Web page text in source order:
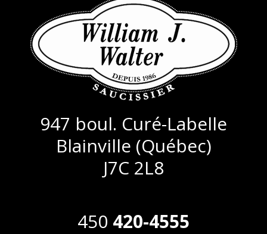
947 boul. Curé-Labelle
Blainville (Québec)
J7C 2L8
450 420-4555